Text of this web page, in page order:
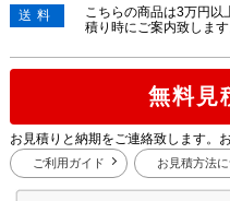
送料
こちらの商品は3万円以
積り時にご案内致します
無料見
お見積りと納期をご連絡致します。
ご利用ガイド お見積方法